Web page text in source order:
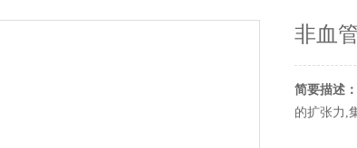
非血
简要描述：
的扩张力,